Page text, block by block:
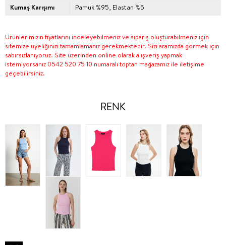
Kumaş Karışımı Pamuk %95, Elastan %5
Ürünlerimizin fiyatlarını inceleyebilmeniz ve sipariş oluşturabilmeniz için
sitemize üyeliğinizi tamamlamanız gerekmektedir. Sizi aramızda görmek için
sabırsızlanıyoruz. Site üzerinden online olarak alışveriş yapmak
istemiyorsanız 0542 520 75 10 numaralı toptan mağazamız ile iletişime
geçebilirsiniz.
RENK